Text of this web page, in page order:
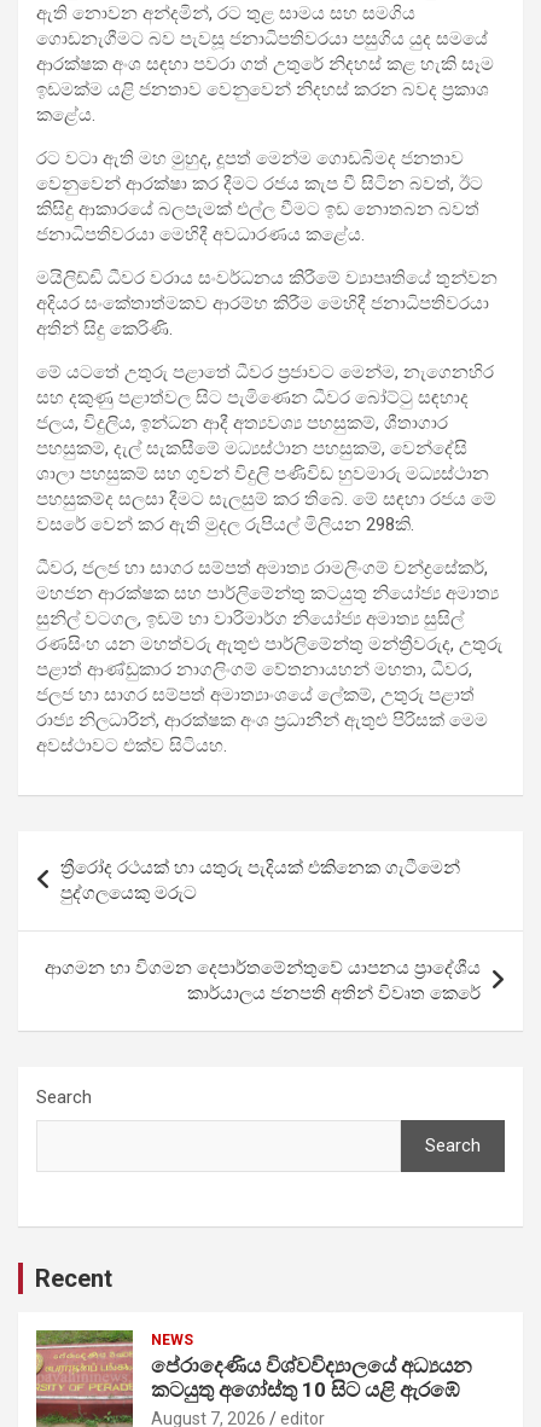
ඇති නොවන අන්දමින්, රට තුළ සාමය සහ සමගිය
ගොඩනැගීමට බව පැවසූ ජනාධිපතිවරයා පසුගිය යුද සමයේ
ආරක්ෂක අංශ සඳහා පවරා ගත් උතුරේ නිදහස් කළ හැකි සෑම
ඉඩමක්ම යළි ජනතාව වෙනුවෙන් නිදහස් කරන බවද ප්‍රකාශ
කළේය.
රට වටා ඇති මහ මුහුද, දූපත් මෙන්ම ගොඩබිමද ජනතාව
වෙනුවෙන් ආරක්ෂා කර දීමට රජය කැප වී සිටින බවත්, ඊට
කිසිදු ආකාරයේ බලපැමක් එල්ල වීමට ඉඩ නොතබන බවත්
ජනාධිපතිවරයා මෙහිදී අවධාරණය කළේය.
මයිලිඩ්ඩි ධීවර වරාය සංවර්ධනය කිරීමේ ව්‍යාපෘතියේ තුන්වන
අදියර සංකේතාත්මකව ආරම්භ කිරීම මෙහිදී ජනාධිපතිවරයා
අතින් සිදු කෙරිණි.
මේ යටතේ උතුරු පළාතේ ධීවර ප්‍රජාවට මෙන්ම, නැගෙනහිර
සහ දකුණු පළාත්වල සිට පැමිණෙන ධීවර බෝට්ටු සඳහාද
ජලය, විදුලිය, ඉන්ධන ආදී අත්‍යවශ්‍ය පහසුකම්, ශීතාගාර
පහසුකම්, දැල් සැකසීමේ මධ්‍යස්ථාන පහසුකම්, වෙන්දේසි
ශාලා පහසුකම් සහ ගුවන් විදුලි පණිවිඩ හුවමාරු මධ්‍යස්ථාන
පහසුකම්ද සලසා දීමට සැලසුම් කර තිබේ. මේ සඳහා රජය මේ
වසරේ වෙන් කර ඇති මුදල රුපියල් මිලියන 298කි.
ධීවර, ජලජ හා සාගර සම්පත් අමාත්‍ය රාමලිංගම් චන්ද්‍රසේකර්,
මහජන ආරක්ෂක සහ පාර්ලිමේන්තු කටයුතු නියෝජ්‍ය අමාත්‍ය
සුනිල් වටගල, ඉඩම් හා වාරිමාර්ග නියෝජ්‍ය අමාත්‍ය සුසිල්
රණසිංහ යන මහත්වරු ඇතුළු පාර්ලිමේන්තු මන්ත්‍රීවරුද, උතුරු
පළාත් ආණ්ඩුකාර නාගලිංගම් වේතනායහන් මහතා, ධීවර,
ජලජ හා සාගර සම්පත් අමාත්‍යාංශයේ ලේකම්, උතුරු පළාත්
රාජ්‍ය නිලධාරින්, ආරක්ෂක අංශ ප්‍රධානීන් ඇතුළු පිරිසක් මෙම
අවස්ථාවට එක්ව සිටියහ.
navigation
ත්‍රීරෝද රථයක් හා යතුරු පැදියක් එකිනෙක ගැටීමෙන්
පුද්ගලයෙකු මරු‍ට
ආගමන හා විගමන දෙපාර්තමේන්තුවේ යාපනය ප්‍රාදේශීය
කාර්යාලය ජනපති අතින් විවෘත කෙරේ
Search
Search
Recent
NEWS
පේරාදෙණිය විශ්වවිද්‍යාලයේ අධ්‍යයන
කටයුතු අගෝස්තු 10 සිට යළි ඇරඹේ
August 7, 2026 editor